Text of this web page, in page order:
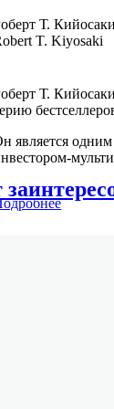
Т. Кийосаки
T. Kiyosaki
Т.
является